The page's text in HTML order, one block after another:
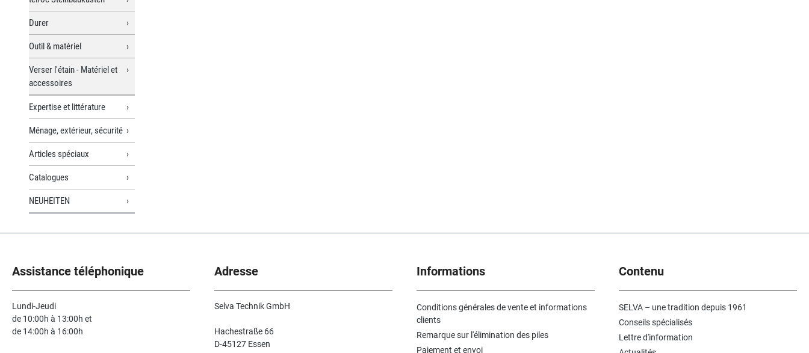
Durer
Outil & matériel
Verser l'étain - Matériel et
accessoires
Expertise et littérature
Ménage, extérieur, sécurité
Articles spéciaux
Catalogues
NEUHEITEN
Assistance téléphonique
Lundi-Jeudi
de 10:00h à 13:00h et
de 14:00h à 16:00h
Adresse
Selva Technik GmbH
Hachestraße 66
D-45127 Essen
Informations
Conditions générales de vente et informations
clients
Remarque sur l'élimination des piles
Paiement et envoi
Contenu
SELVA – une tradition depuis 1961
Conseils spécialisés
Lettre d'information